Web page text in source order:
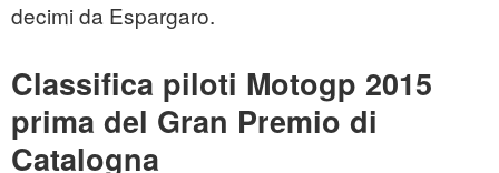
decimi da Espargaro.
Classifica piloti Motogp 2015
prima del Gran Premio di
Catalogna